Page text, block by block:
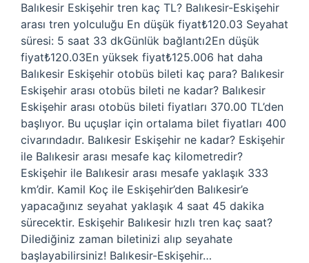
Balıkesir Eskişehir tren kaç TL? Balıkesir-Eskişehir
arası tren yolculuğu En düşük fiyat₺120.03 Seyahat
süresi: 5 saat 33 dkGünlük bağlantı2En düşük
fiyat₺120.03En yüksek fiyat₺125.006 hat daha
Balıkesir Eskişehir otobüs bileti kaç para? Balıkesir
Eskişehir arası otobüs bileti ne kadar? Balıkesir
Eskişehir arası otobüs bileti fiyatları 370.00 TL’den
başlıyor. Bu uçuşlar için ortalama bilet fiyatları 400
civarındadır. Balıkesir Eskişehir ne kadar? Eskişehir
ile Balıkesir arası mesafe kaç kilometredir?
Eskişehir ile Balıkesir arası mesafe yaklaşık 333
km’dir. Kamil Koç ile Eskişehir’den Balıkesir’e
yapacağınız seyahat yaklaşık 4 saat 45 dakika
sürecektir. Eskişehir Balıkesir hızlı tren kaç saat?
Dilediğiniz zaman biletinizi alıp seyahate
başlayabilirsiniz! Balıkesir-Eskişehir…